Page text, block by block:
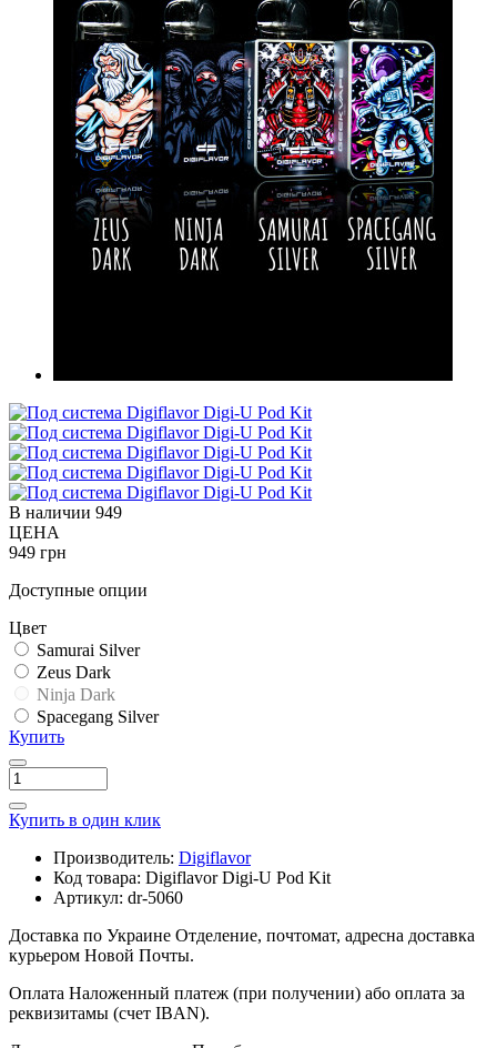
В наличии 949
ЦЕНА
949 грн
Доступные опции
Цвет
Samurai Silver
Zeus Dark
Ninja Dark
Spacegang Silver
Купить
Купить в один клик
Производитель: Digiflavor
Код товара: Digiflavor Digi-U Pod Kit
Артикул: dr-5060
Доставка по Украине Отделение, почтомат, адресна доставка
курьером Новой Почты.
Оплата Наложенный платеж (при получении) або оплата за
реквизитамы (счет IBAN).